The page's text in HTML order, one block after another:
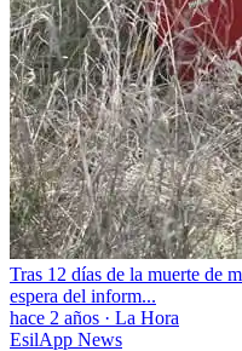
Tras 12 días de la muerte de
espera del inform...
hace 2 años · La Hora
EsilApp News